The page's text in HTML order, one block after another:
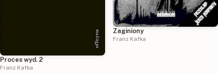
Proces wyd. 2
Franz Kafka
Zaginiony
Franz Kafka